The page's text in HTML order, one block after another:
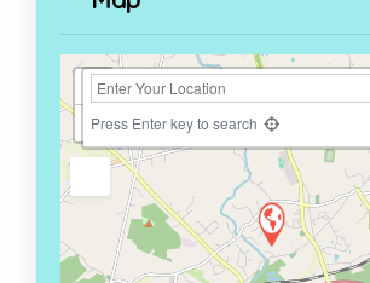
+
−
Press Enter key to search